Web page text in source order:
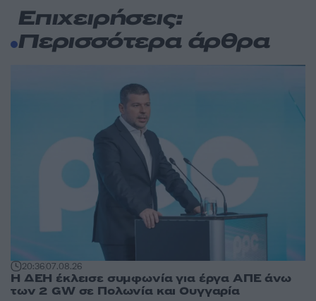
Επιχειρήσεις:
Περισσότερα άρθρα
20:3607.08.26
Η ΔΕΗ έκλεισε συμφωνία για έργα ΑΠΕ άνω
των 2 GW σε Πολωνία και Ουγγαρία